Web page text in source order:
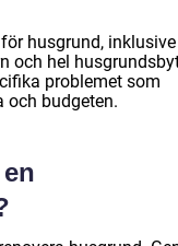
husgrund, inklusive
och hel
problemet som
och budgeten.